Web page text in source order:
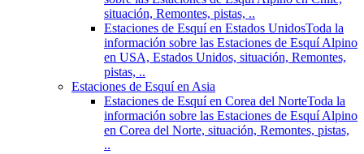
situación, Remontes, pistas, ..
Estaciones de Esquí en Estados UnidosToda la
información sobre las Estaciones de Esquí Alpino
en USA, Estados Unidos, situación, Remontes,
pistas, ..
Estaciones de Esquí en Asia
Estaciones de Esquí en Corea del NorteToda la
información sobre las Estaciones de Esquí Alpino
en Corea del Norte, situación, Remontes, pistas,
..